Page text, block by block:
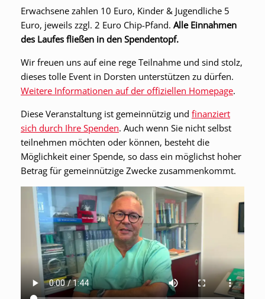
Erwachsene zahlen 10 Euro, Kinder & Jugendliche 5
Euro, jeweils zzgl. 2 Euro Chip-Pfand. Alle Einnahmen
des Laufes fließen in den Spendentopf.
Wir freuen uns auf eine rege Teilnahme und sind stolz,
dieses tolle Event in Dorsten unterstützen zu dürfen.
Weitere Informationen auf der offiziellen Homepage.
Diese Veranstaltung ist gemeinnützig und finanziert
sich durch Ihre Spenden. Auch wenn Sie nicht selbst
teilnehmen möchten oder können, besteht die
Möglichkeit einer Spende, so dass ein möglichst hoher
Betrag für gemeinnützige Zwecke zusammenkommt.